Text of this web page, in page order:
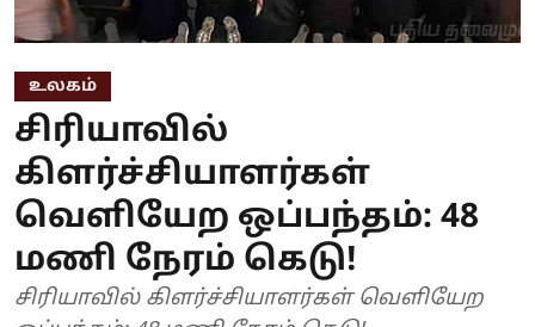
உலகம்
சிரியாவில்
கிளர்ச்சியாளர்கள்
வெளியேற ஒப்பந்தம்: 48
மணி நேரம் கெடு!
சிரியாவில் கிளர்ச்சியாளர்கள் வெளியேற